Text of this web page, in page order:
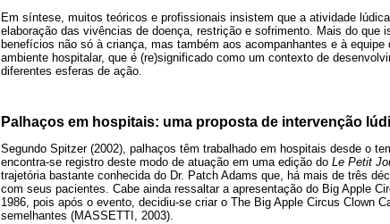
Em síntese, muitos teóricos e profissionais insistem que a atividade
elaboração das vivências de doença, restrição e sofrimento. Mais do que
benefícios não só à criança, mas também aos acompanhantes e à
ambiente hospitalar, que é (re)significado como um contexto de
diferentes esferas de ação.
Palhaços em hospitais: uma proposta de intervenção
Segundo Spitzer (2002), palhaços têm trabalhado em hospitais desde o
encontra-se registro deste modo de atuação em uma edição do Le Petit
trajetória bastante conhecida do Dr. Patch Adams que, há mais de três
com seus pacientes. Cabe ainda ressaltar a apresentação do Big Apple
1986, pois após o evento, decidiu-se criar o The Big Apple Circus Clown
semelhantes (MASSETTI, 2003).